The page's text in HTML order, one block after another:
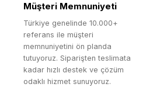
Müşteri Memnuniyeti
Türkiye genelinde 10.000+
referans ile müşteri
memnuniyetini ön planda
tutuyoruz. Siparişten teslimata
kadar hızlı destek ve çözüm
odaklı hizmet sunuyoruz.